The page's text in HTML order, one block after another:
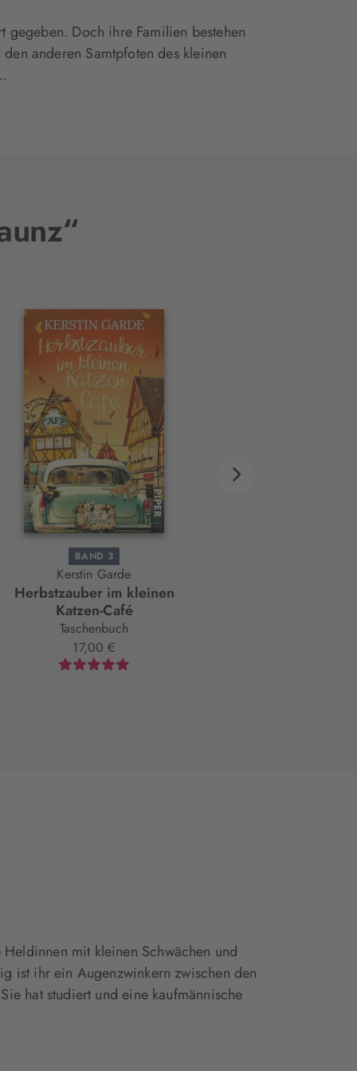
gegeben. Doch ihre Familien bestehen
anderen Samtpfoten des kleinen
BAND 3
Kerstin Garde
Herbstzauber im kleinen
Katzen-Café
Taschenbuch
17,00 €
mit kleinen Schwächen und
ist ihr ein Augenzwinkern zwischen den
hat studiert und eine kaufmännische